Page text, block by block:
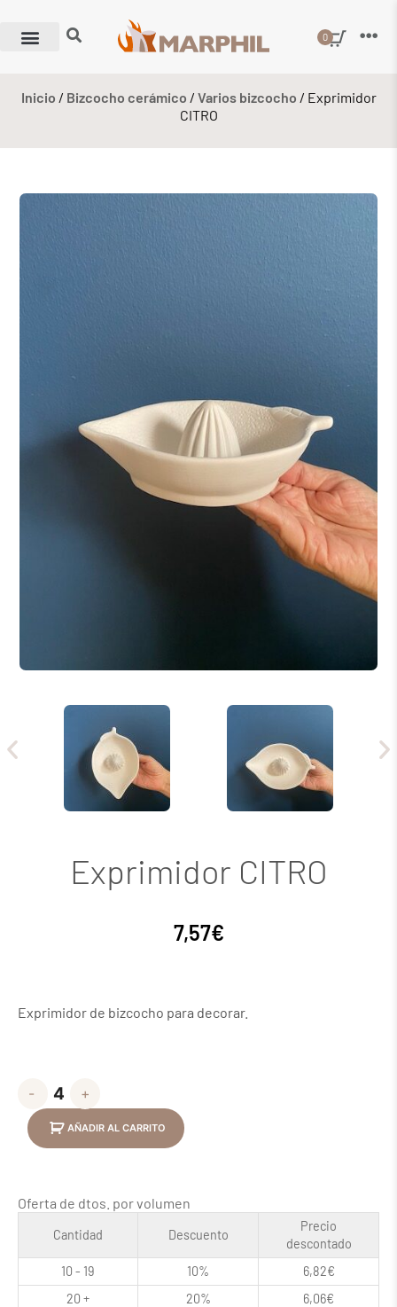
0
Inicio / Bizcocho cerámico / Varios bizcocho / Exprimidor
CITRO
Exprimidor CITRO
7,57€
Exprimidor de bizcocho para decorar.
- +
AÑADIR AL CARRITO
Oferta de dtos. por volumen
Cantidad Descuento
Precio
descontado
10 - 19
10% 6,82€
20 +
20% 6,06€